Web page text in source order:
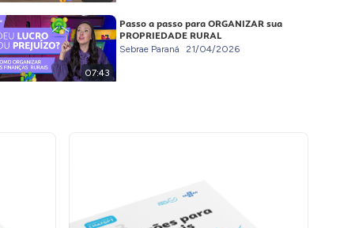
07:43
Passo a passo para ORGANIZAR sua
PROPRIEDADE RURAL
Sebrae Paraná 21/04/2026